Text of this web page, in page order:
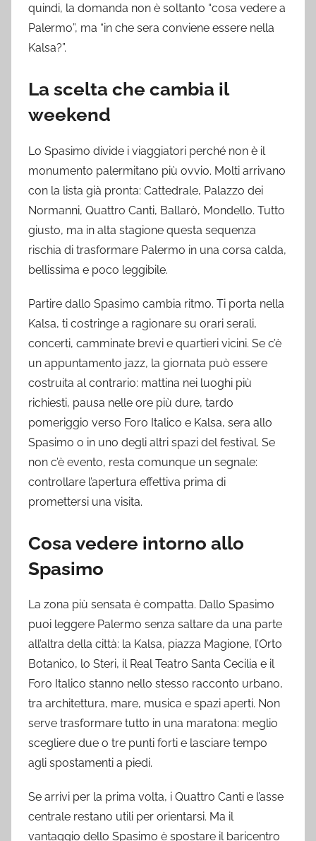
quindi, la domanda non è soltanto “cosa vedere a
Palermo”, ma “in che sera conviene essere nella
Kalsa?”.
La scelta che cambia il
weekend
Lo Spasimo divide i viaggiatori perché non è il
monumento palermitano più ovvio. Molti arrivano
con la lista già pronta: Cattedrale, Palazzo dei
Normanni, Quattro Canti, Ballarò, Mondello. Tutto
giusto, ma in alta stagione questa sequenza
rischia di trasformare Palermo in una corsa calda,
bellissima e poco leggibile.
Partire dallo Spasimo cambia ritmo. Ti porta nella
Kalsa, ti costringe a ragionare su orari serali,
concerti, camminate brevi e quartieri vicini. Se c’è
un appuntamento jazz, la giornata può essere
costruita al contrario: mattina nei luoghi più
richiesti, pausa nelle ore più dure, tardo
pomeriggio verso Foro Italico e Kalsa, sera allo
Spasimo o in uno degli altri spazi del festival. Se
non c’è evento, resta comunque un segnale:
controllare l’apertura effettiva prima di
promettersi una visita.
Cosa vedere intorno allo
Spasimo
La zona più sensata è compatta. Dallo Spasimo
puoi leggere Palermo senza saltare da una parte
all’altra della città: la Kalsa, piazza Magione, l’Orto
Botanico, lo Steri, il Real Teatro Santa Cecilia e il
Foro Italico stanno nello stesso racconto urbano,
tra architettura, mare, musica e spazi aperti. Non
serve trasformare tutto in una maratona: meglio
scegliere due o tre punti forti e lasciare tempo
agli spostamenti a piedi.
Se arrivi per la prima volta, i Quattro Canti e l’asse
centrale restano utili per orientarsi. Ma il
vantaggio dello Spasimo è spostare il baricentro